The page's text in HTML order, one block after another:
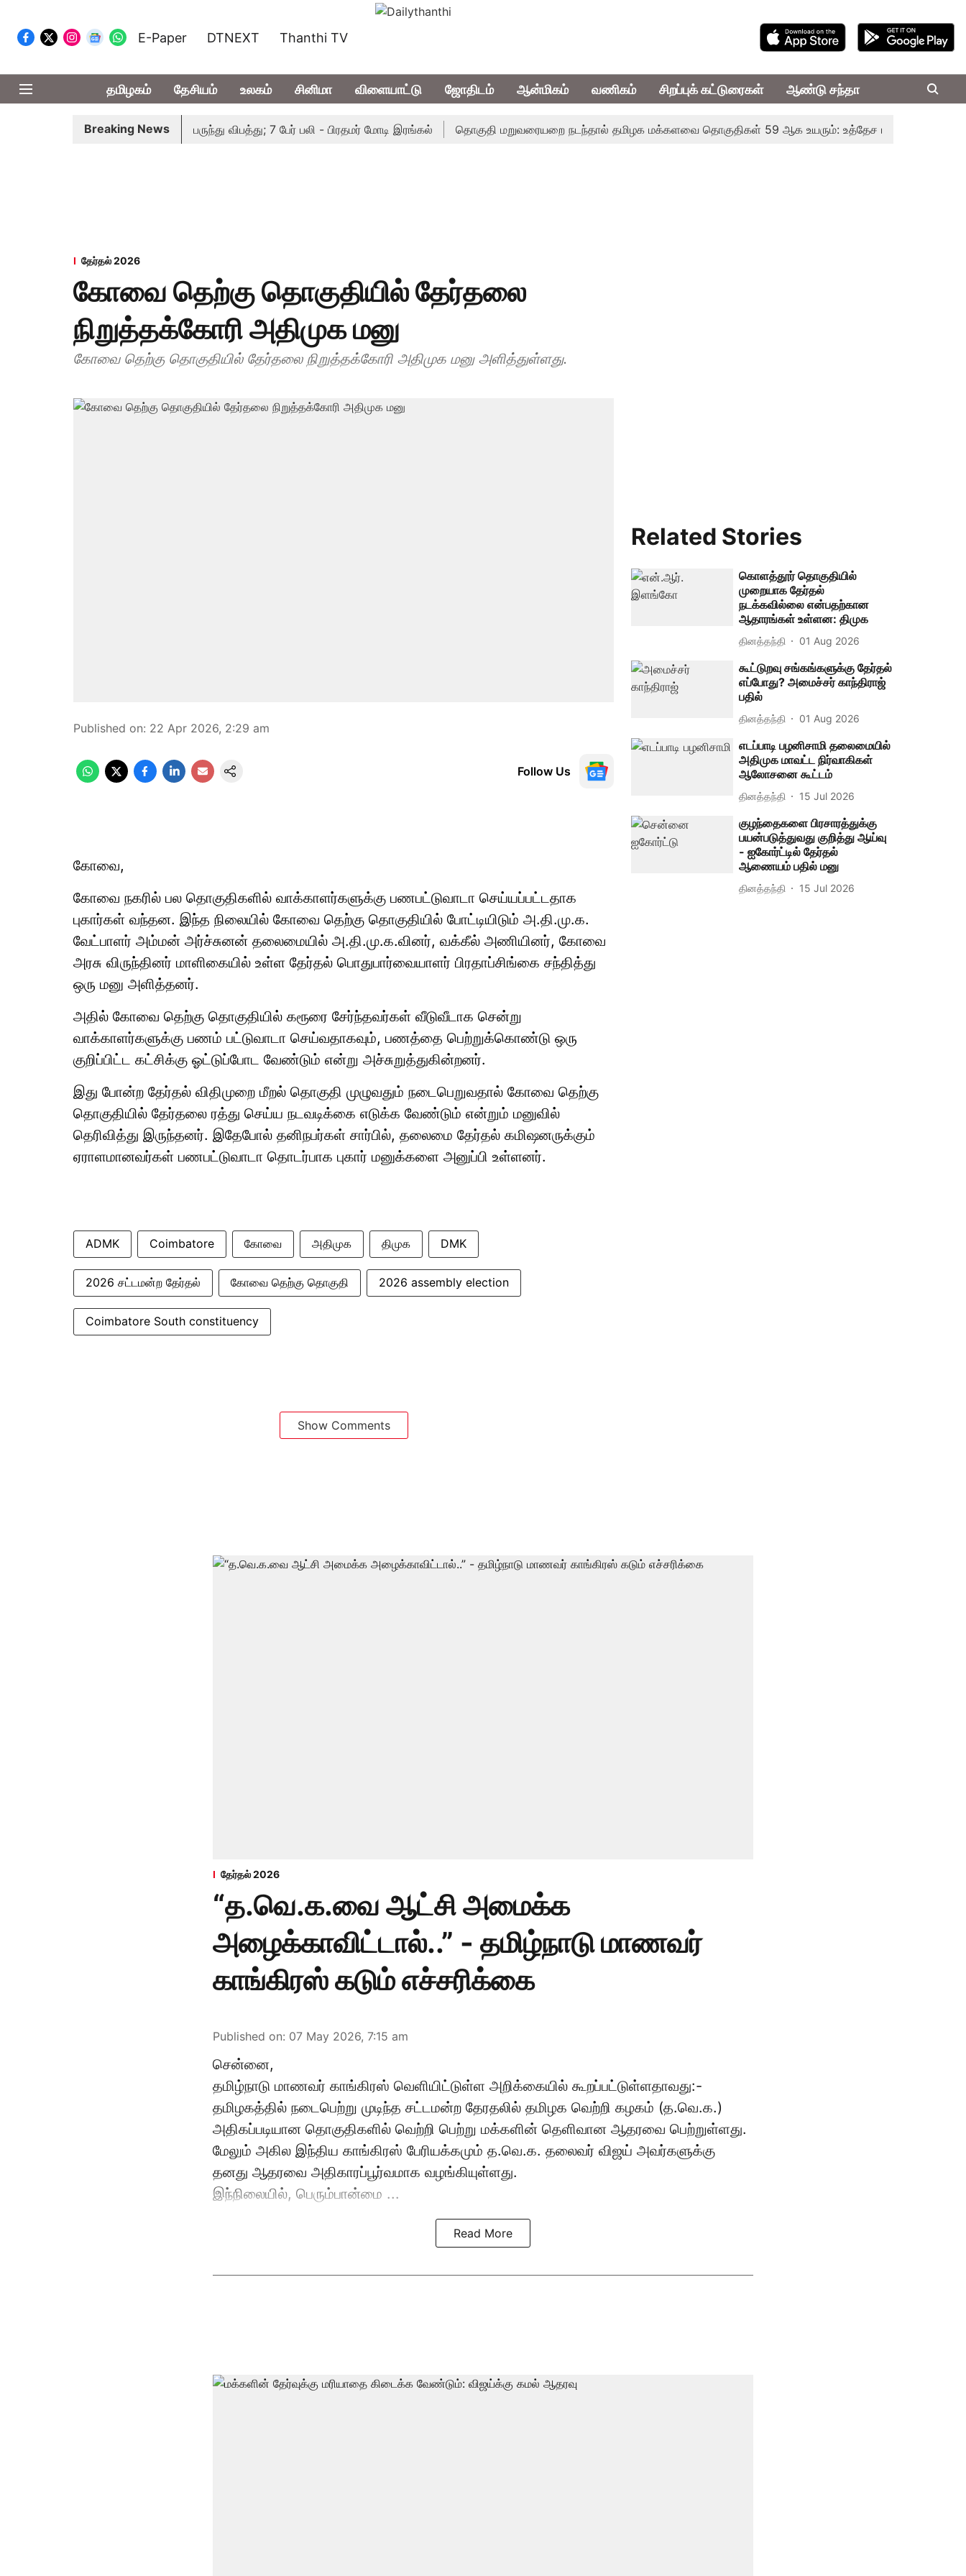
E-Paper DTNEXT Thanthi TV
தமிழகம் தேசியம் உலகம் சினிமா விளையாட்டு ஜோதிடம் ஆன்மிகம் வணிகம் சிறப்புக் கட்டுரைகள் ஆண்டு சந்தா
Breaking News
இமாச்சலத்தில் பேருந்து விபத்து; 7 பேர் பலி - பிரதமர் மோடி இரங்கல் தொகுதி மறுவரையறை நடந்தால் தமிழக மக்களவை தொகுதிகள் 59 ஆக உயரும்: உத்தேச பட்டியல் இதோ!
தேர்தல் 2026
கோவை தெற்கு தொகுதியில் தேர்தலை
நிறுத்தக்கோரி அதிமுக மனு
கோவை தெற்கு தொகுதியில் தேர்தலை நிறுத்தக்கோரி அதிமுக மனு அளித்துள்ளது.
Published on: 22 Apr 2026, 2:29 am
Follow Us
கோவை,
கோவை நகரில் பல தொகுதிகளில் வாக்காளர்களுக்கு பணபட்டுவாடா செய்யப்பட்டதாக
புகார்கள் வந்தன. இந்த நிலையில் கோவை தெற்கு தொகுதியில் போட்டியிடும் அ.தி.மு.க.
வேட்பாளர் அம்மன் அர்ச்சுனன் தலைமையில் அ.தி.மு.க.வினர், வக்கீல் அணியினர், கோவை
அரசு விருந்தினர் மாளிகையில் உள்ள தேர்தல் பொதுபார்வையாளர் பிரதாப்சிங்கை சந்தித்து
ஒரு மனு அளித்தனர்.
அதில் கோவை தெற்கு தொகுதியில் கரூரை சேர்ந்தவர்கள் வீடுவீடாக சென்று
வாக்காளர்களுக்கு பணம் பட்டுவாடா செய்வதாகவும், பணத்தை பெற்றுக்கொண்டு ஒரு
குறிப்பிட்ட கட்சிக்கு ஓட்டுப்போட வேண்டும் என்று அச்சுறுத்துகின்றனர்.
இது போன்ற தேர்தல் விதிமுறை மீறல் தொகுதி முழுவதும் நடைபெறுவதால் கோவை தெற்கு
தொகுதியில் தேர்தலை ரத்து செய்ய நடவடிக்கை எடுக்க வேண்டும் என்றும் மனுவில்
தெரிவித்து இருந்தனர். இதேபோல் தனிநபர்கள் சார்பில், தலைமை தேர்தல் கமிஷனருக்கும்
ஏராளமானவர்கள் பணபட்டுவாடா தொடர்பாக புகார் மனுக்களை அனுப்பி உள்ளனர்.
ADMK Coimbatore கோவை அதிமுக திமுக DMK
2026 சட்டமன்ற தேர்தல் கோவை தெற்கு தொகுதி 2026 assembly election
Coimbatore South constituency
Show Comments
Related Stories
கொளத்தூர் தொகுதியில்
முறையாக தேர்தல்
நடக்கவில்லை என்பதற்கான
ஆதாரங்கள் உள்ளன: திமுக
தினத்தந்தி 01 Aug 2026
கூட்டுறவு சங்கங்களுக்கு தேர்தல்
எப்போது? அமைச்சர் காந்திராஜ்
பதில்
தினத்தந்தி 01 Aug 2026
எடப்பாடி பழனிசாமி தலைமையில்
அதிமுக மாவட்ட நிர்வாகிகள்
ஆலோசனை கூட்டம்
தினத்தந்தி 15 Jul 2026
குழந்தைகளை பிரசாரத்துக்கு
பயன்படுத்துவது குறித்து ஆய்வு
- ஐகோர்ட்டில் தேர்தல்
ஆணையம் பதில் மனு
தினத்தந்தி 15 Jul 2026
தேர்தல் 2026
“த.வெ.க.வை ஆட்சி அமைக்க
அழைக்காவிட்டால்..” - தமிழ்நாடு மாணவர்
காங்கிரஸ் கடும் எச்சரிக்கை
Published on: 07 May 2026, 7:15 am
சென்னை,
தமிழ்நாடு மாணவர் காங்கிரஸ் வெளியிட்டுள்ள அறிக்கையில் கூறப்பட்டுள்ளதாவது:-
தமிழகத்தில் நடைபெற்று முடிந்த சட்டமன்ற தேரதலில் தமிழக வெற்றி கழகம் (த.வெ.க.)
அதிகப்படியான தொகுதிகளில் வெற்றி பெற்று மக்களின் தெளிவான ஆதரவை பெற்றுள்ளது.
மேலும் அகில இந்திய காங்கிரஸ் பேரியக்கமும் த.வெ.க. தலைவர் விஜய் அவர்களுக்கு
தனது ஆதரவை அதிகாரப்பூர்வமாக வழங்கியுள்ளது.
இந்நிலையில், பெரும்பான்மை ...
Read More